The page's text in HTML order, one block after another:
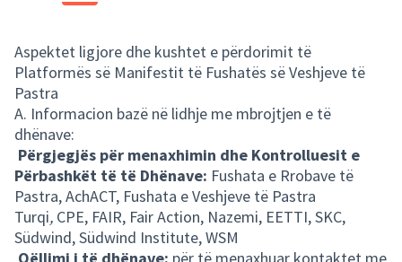
Aspektet ligjore dhe kushtet e përdorimit të
Platformës së Manifestit të Fushatës së Veshjeve të
Pastra
A. Informacion bazë në lidhje me mbrojtjen e të
dhënave:
Përgjegjës për menaxhimin dhe Kontrolluesit e
Përbashkët të të Dhënave: Fushata e Rrobave të
Pastra, AchACT, Fushata e Veshjeve të Pastra
Turqi, CPE, FAIR, Fair Action, Nazemi, EETTI, SKC,
Südwind, Südwind Institute, WSM